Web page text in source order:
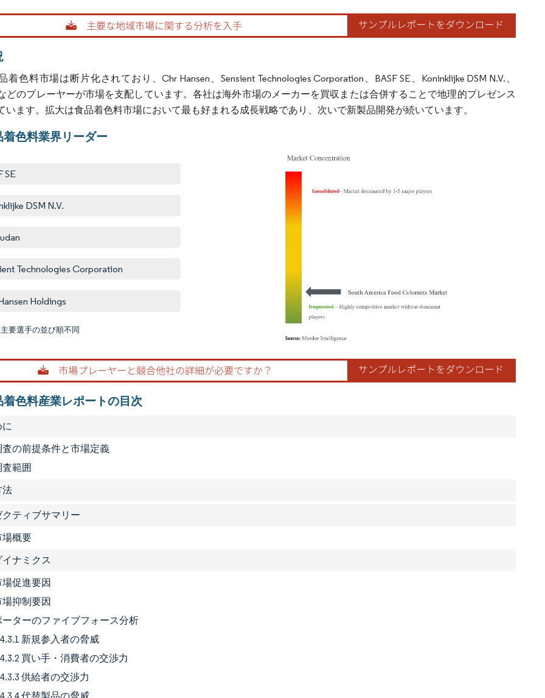
Intelligence。再利用にはCC BY 4.0の表示が必要です。
着色料市場は断片化されており、Chr Hansen、Sensient Technologies Corporation、BASF SE、Koninklijke DSM N.V.、
どのプレーヤーが市場を支配しています。各社は海外市場のメーカーを買収または合併することで地理的プレゼンス
います。拡大は食品着色料市場において最も好まれる成長戦略であり、次いで新製品開発が続いています。
着色料業界リーダー
SE
DSM N.V.
Technologies Corporation
Holdings
要選手の並び順不同
画像 © Mordor Intelligence。再利用にはCC BY 4.0の表示が必要です。
着色料産業レポートの目次
に
査の前提条件と市場定義
査範囲
法
クティブサマリー
場概要
イナミクス
場促進要因
場抑制要因
ーターのファイブフォース分析
4.3.1 新規参入者の脅威
4.3.2 買い手・消費者の交渉力
4.3.3 供給者の交渉力